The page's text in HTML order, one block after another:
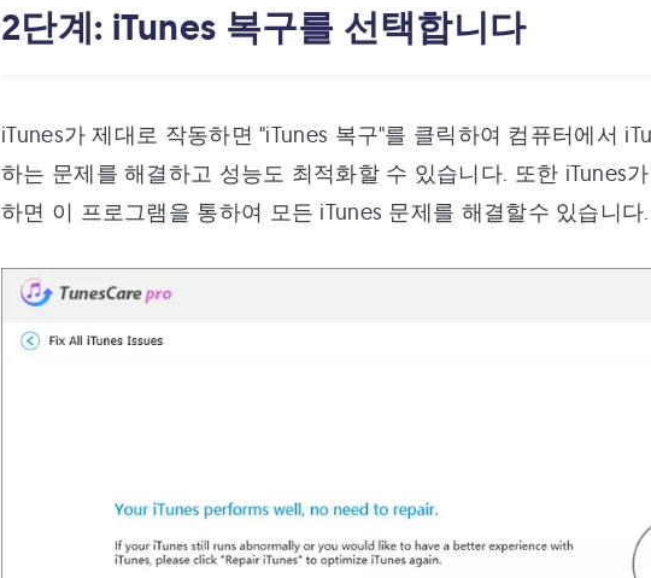
2단계: iTunes 복구를 선택합니다
iTunes가 제대로 작동하면 "iTunes 복구"를 클릭하여 컴퓨터에서
하는 문제를 해결하고 성능도 최적화할 수 있습니다. 또한 iTunes
하면 이 프로그램을 통하여 모든 iTunes 문제를 해결할수 있습니다.